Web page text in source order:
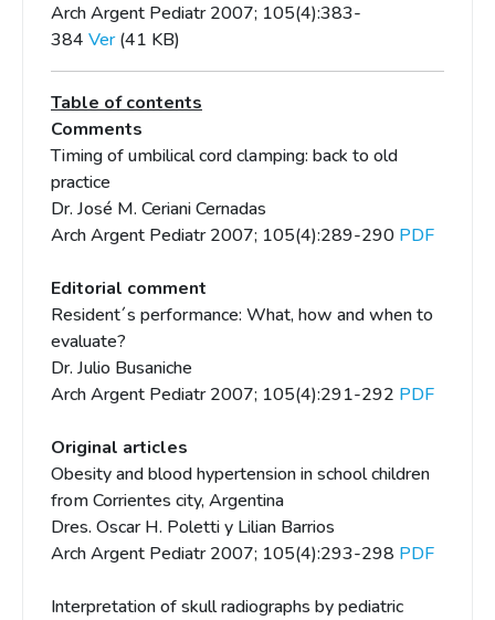
Arch Argent Pediatr 2007; 105(4):383-
384 Ver(41 KB)
Table of contents
Comments
Timing of umbilical cord clamping: back to old
practice
Dr. José M. Ceriani Cernadas
Arch Argent Pediatr 2007; 105(4):289-290 PDF
Editorial comment
Resident´s performance: What, how and when to
evaluate?
Dr. Julio Busaniche
Arch Argent Pediatr 2007; 105(4):291-292 PDF
Original articles
Obesity and blood hypertension in school children
from Corrientes city, Argentina
Dres. Oscar H. Poletti y Lilian Barrios
Arch Argent Pediatr 2007; 105(4):293-298 PDF
Interpretation of skull radiographs by pediatric